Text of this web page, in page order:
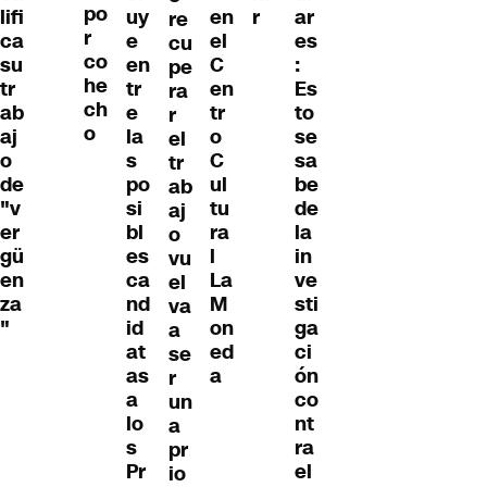
lifi
ca
su
tr
ab
aj
o
de
"v
er
gü
en
za
"
po
r
co
he
ch
o
uy
e
en
tr
e
la
s
po
si
bl
es
ca
nd
id
at
as
a
lo
s
Pr
re
cu
pe
ra
r
el
tr
ab
aj
o
vu
el
va
a
se
r
un
a
pr
io
en
el
C
en
tr
o
C
ul
tu
ra
l
La
M
on
ed
a
r
ar
es
:
Es
to
se
sa
be
de
la
in
ve
sti
ga
ci
ón
co
nt
ra
el